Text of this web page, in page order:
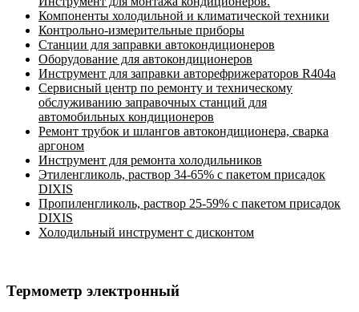
Компоненты холодильной и климатической техники
Контрольно-измерительные приборы
Станции для заправки автокондиционеров
Оборудование для автокондиционеров
Инструмент для заправки авторефрижераторов R404a
Сервисный центр по ремонту и техническому
обслуживанию заправочных станций для
автомобильных кондиционеров
Ремонт трубок и шлангов автокондиционера, сварка
аргоном
Инструмент для ремонта холодильников
Этиленгликоль, раствор 34-65% с пакетом присадок
DIXIS
Пропиленгликоль, раствор 25-59% с пакетом присадок
DIXIS
Холодильный инструмент с дисконтом
Термометр электронный